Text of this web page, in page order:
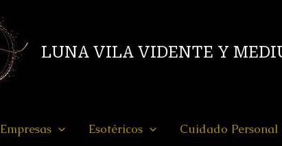
LUNA VILA VIDENTE Y
Empresas Esotéricos Cuidado Personal